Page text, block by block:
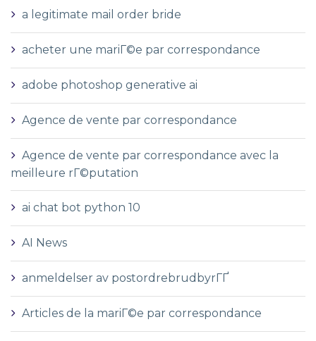
a legitimate mail order bride
acheter une mariГ©e par correspondance
adobe photoshop generative ai
Agence de vente par correspondance
Agence de vente par correspondance avec la
meilleure rГ©putation
ai chat bot python 10
AI News
anmeldelser av postordrebrudbyrГҐ
Articles de la mariГ©e par correspondance